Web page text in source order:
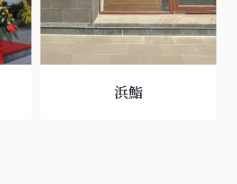
浜鮨